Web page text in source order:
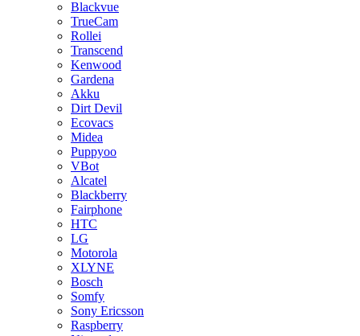
Blackvue
TrueCam
Rollei
Transcend
Kenwood
Gardena
Akku
Dirt Devil
Ecovacs
Midea
Puppyoo
VBot
Alcatel
Blackberry
Fairphone
HTC
LG
Motorola
XLYNE
Bosch
Somfy
Sony Ericsson
Raspberry